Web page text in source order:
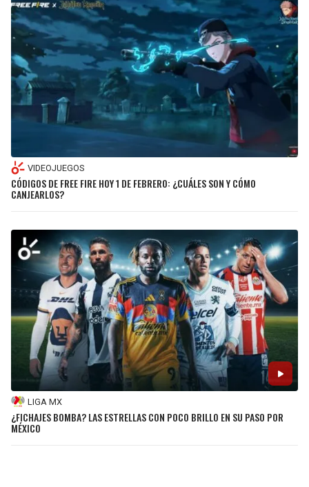
VIDEOJUEGOS
CÓDIGOS DE FREE FIRE HOY 1 DE FEBRERO: ¿CUÁLES SON Y CÓMO
CANJEARLOS?
LIGA MX
¿FICHAJES BOMBA? LAS ESTRELLAS CON POCO BRILLO EN SU PASO POR
MÉXICO